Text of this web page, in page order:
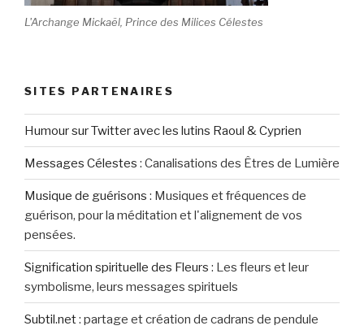
L'Archange Mickaël, Prince des Milices Célestes
SITES PARTENAIRES
Humour sur Twitter avec les lutins Raoul & Cyprien
Messages Célestes : Canalisations des Êtres de Lumière
Musique de guérisons : Musiques et fréquences de
guérison, pour la méditation et l'alignement de vos
pensées.
Signification spirituelle des Fleurs : Les fleurs et leur
symbolisme, leurs messages spirituels
Subtil.net: partage et création de cadrans de pendule